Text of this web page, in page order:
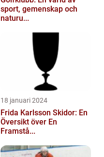
sport, gemenskap och
naturu...
18 januari 2024
Frida Karlsson Skidor: En
Översikt över En
Framstå...